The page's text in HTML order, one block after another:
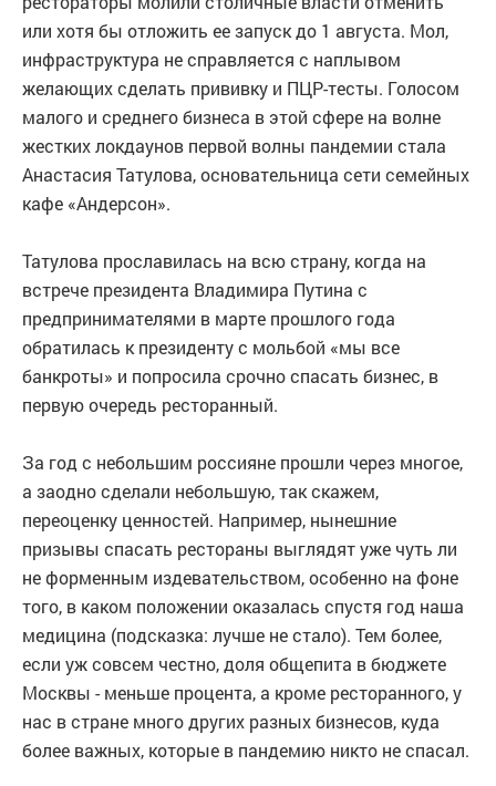
или хотя бы отложить ее запуск до 1 августа. Мол,
инфраструктура не справляется с наплывом
желающих сделать прививку и ПЦР-тесты. Голосом
малого и среднего бизнеса в этой сфере на волне
жестких локдаунов первой волны пандемии стала
Анастасия Татулова, основательница сети семейных
кафе «Андерсон».
Татулова прославилась на всю страну, когда на
встрече президента Владимира Путина с
предпринимателями в марте прошлого года
обратилась к президенту с мольбой «мы все
банкроты» и попросила срочно спасать бизнес, в
первую очередь ресторанный.
За год с небольшим россияне прошли через многое,
а заодно сделали небольшую, так скажем,
переоценку ценностей. Например, нынешние
призывы спасать рестораны выглядят уже чуть ли
не форменным издевательством, особенно на фоне
того, в каком положении оказалась спустя год наша
медицина (подсказка: лучше не стало). Тем более,
если уж совсем честно, доля общепита в бюджете
Москвы - меньше процента, а кроме ресторанного, у
нас в стране много других разных бизнесов, куда
более важных, которые в пандемию никто не спасал.